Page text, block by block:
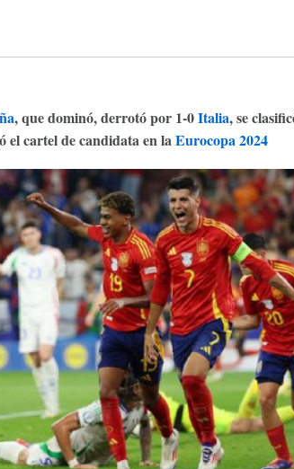
, que dominó, derrotó por 1-0Italia, se
el cartel de candidata en laEurocopa 2024